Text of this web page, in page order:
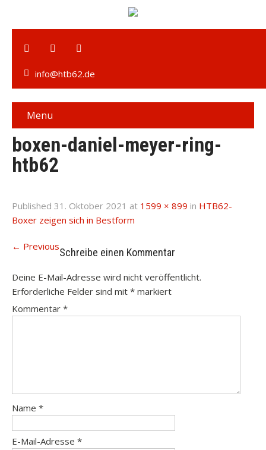
info@htb62.de
Menu
boxen-daniel-meyer-ring-
htb62
Published 31. Oktober 2021 at 1599 × 899 in HTB62-
Boxer zeigen sich in Bestform
← PreviousSchreibe einen Kommentar
Deine E-Mail-Adresse wird nicht veröffentlicht.
Erforderliche Felder sind mit * markiert
Kommentar *
Name *
E-Mail-Adresse *